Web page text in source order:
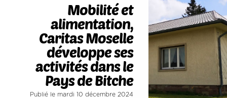
Mobilité et
alimentation,
Caritas Moselle
développe ses
activités dans le
Pays de Bitche
Publié le mardi 10 décembre 2024